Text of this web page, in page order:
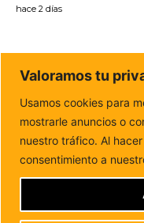
hace 2 días